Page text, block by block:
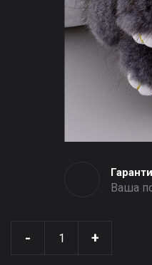
Ваша
- +